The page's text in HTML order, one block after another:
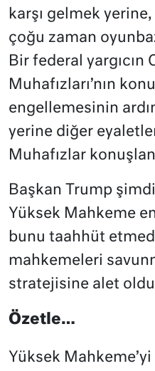
karşı gelmek
çoğu zaman
Bir federal yargıcın
Muhafızları’nın
engellemesinin
yerine diğer
Muhafızlar
Başkan Trump
Yüksek Mahkeme
bunu taahhüt
mahkemeleri
stratejisine alet
Özetle…
Yüksek